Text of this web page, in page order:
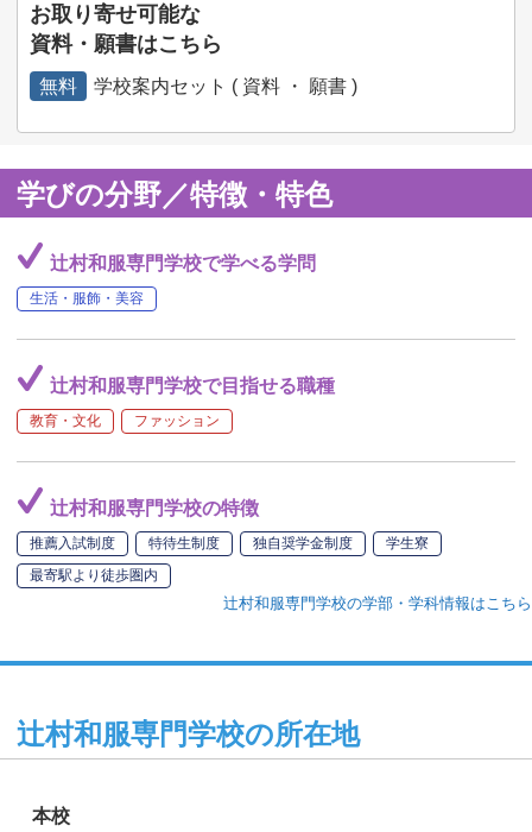
お取り寄せ可能な
資料・願書はこちら
無料 学校案内セット ( 資料 ・ 願書 )
学びの分野／特徴・特色
辻村和服専門学校で学べる学問
生活・服飾・美容
辻村和服専門学校で目指せる職種
教育・文化 ファッション
辻村和服専門学校の特徴
推薦入試制度 特待生制度 独自奨学金制度
学生寮
最寄駅より徒歩圏内
辻村和服専門学校の学部・学科情報はこちら
辻村和服専門学校の所在地
本校